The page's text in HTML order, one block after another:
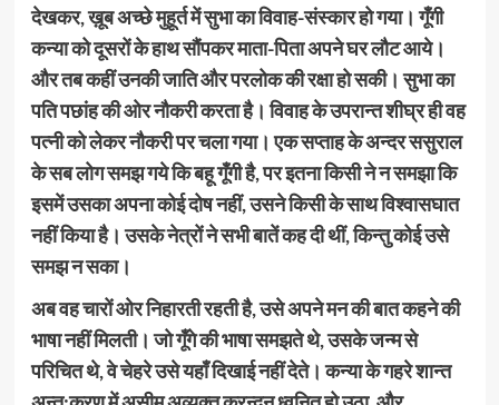
देखकर, ख़ूब अच्छे मुहूर्त में सुभा का विवाह-संस्कार हो गया। गूँगी
कन्या को दूसरों के हाथ सौंपकर माता-पिता अपने घर लौट आये।
और तब कहीं उनकी जाति और परलोक की रक्षा हो सकी। सुभा का
पति पछांह की ओर नौकरी करता है। विवाह के उपरान्त शीघ्र ही वह
पत्नी को लेकर नौकरी पर चला गया। एक सप्ताह के अन्दर ससुराल
के सब लोग समझ गये कि बहू गूँगी है, पर इतना किसी ने न समझा कि
इसमें उसका अपना कोई दोष नहीं, उसने किसी के साथ विश्वासघात
नहीं किया है। उसके नेत्रों ने सभी बातें कह दी थीं, किन्तु कोई उसे
समझ न सका।
अब वह चारों ओर निहारती रहती है, उसे अपने मन की बात कहने की
भाषा नहीं मिलती। जो गूँगे की भाषा समझते थे, उसके जन्म से
परिचित थे, वे चेहरे उसे यहाँ दिखाई नहीं देते। कन्या के गहरे शान्त